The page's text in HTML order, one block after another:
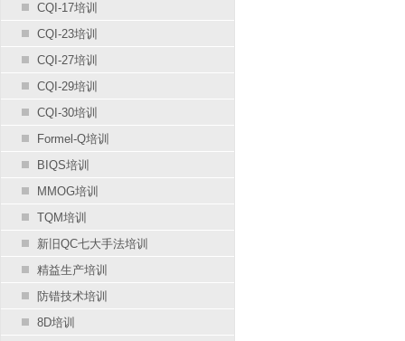
CQI-17培训
CQI-23培训
CQI-27培训
CQI-29培训
CQI-30培训
Formel-Q培训
BIQS培训
MMOG培训
TQM培训
新旧QC七大手法培训
精益生产培训
防错技术培训
8D培训